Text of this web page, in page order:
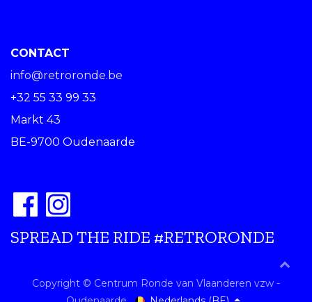
CONTACT
info@retroronde.be
+32 55 33 99 33
Markt 43
BE-9700 Oudenaarde
SPREAD THE RIDE #RETRORONDE
Copyright © Centrum Ronde van Vlaanderen vzw -